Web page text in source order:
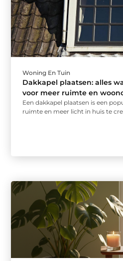
Woning En Tuin
Dakkapel plaatsen: alles
voor meer ruimte en
Een dakkapel plaatsen is een
ruimte en meer licht in huis te